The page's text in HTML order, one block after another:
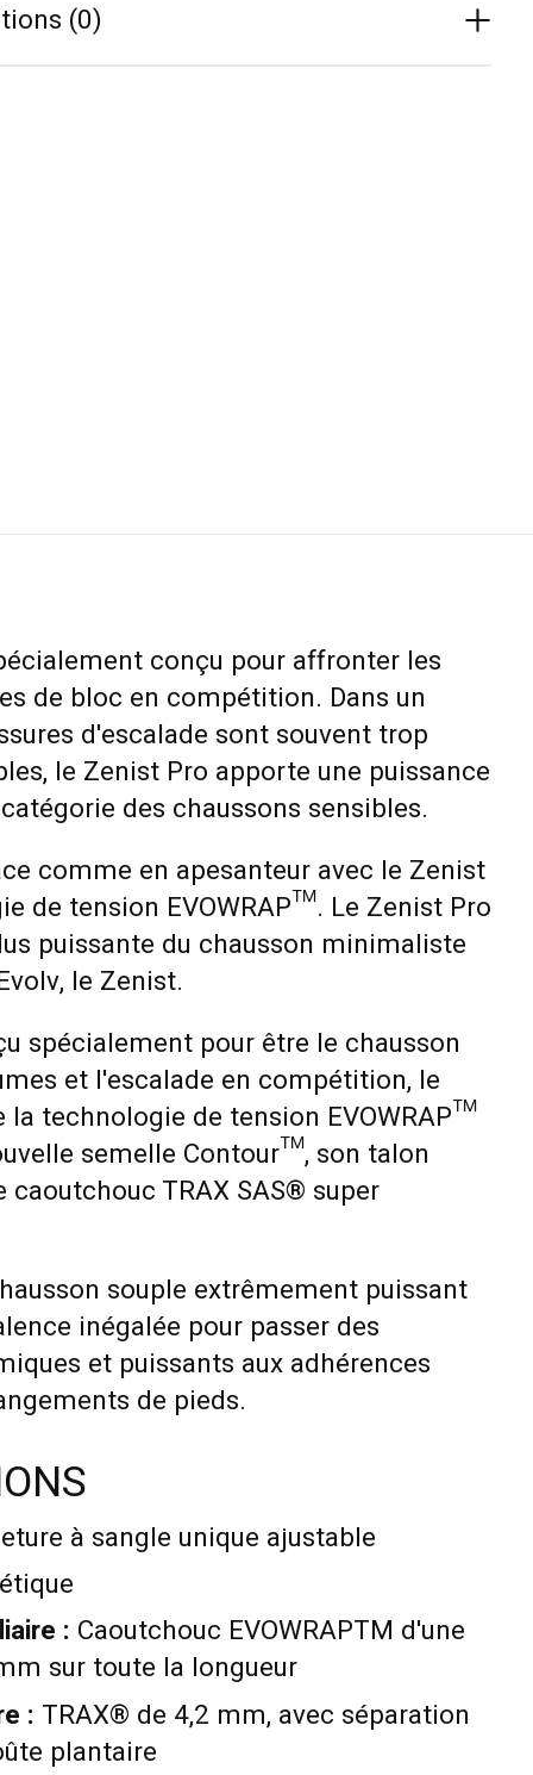
(0)
conçu pour affronter les
de bloc en compétition. Dans un
d'escalade sont souvent trop
le Zenist Pro apporte une puissance
des chaussons sensibles.
comme en apesanteur avec le Zenist
de tension EVOWRAP™. Le Zenist Pro
puissante du chausson minimaliste
le Zenist.
spécialement pour être le chausson
et l'escalade en compétition, le
technologie de tension EVOWRAP™
semelle Contour™, son talon
TRAX SAS® super
souple extrêmement puissant
inégalée pour passer des
et puissants aux adhérences
de pieds.
à sangle unique ajustable
: Caoutchouc EVOWRAPTM d'une
sur toute la longueur
: TRAX® de 4,2 mm, avec séparation
plantaire